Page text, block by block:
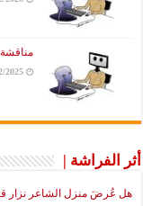
مناقشة
2025
أثر الفراشة |
هل عُرضَ منزل الشاعر نزار